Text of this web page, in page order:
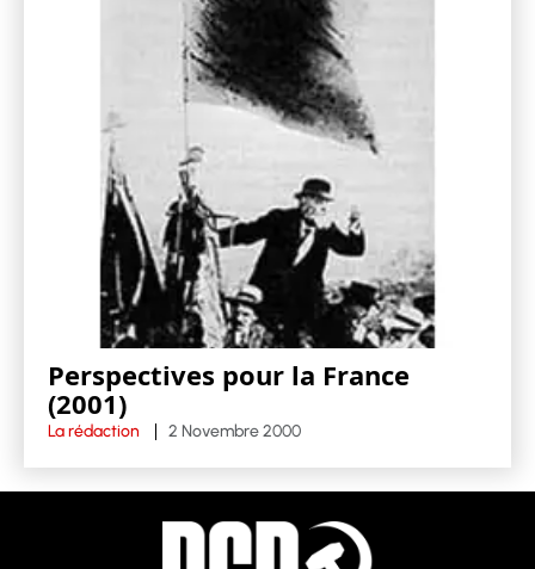
Perspectives pour la France
(2001)
La rédaction 2 Novembre 2000